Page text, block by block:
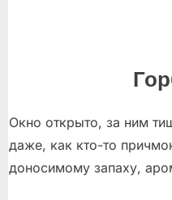
Окно открыто, за ним
даже, как кто-то
доносимому запаху,